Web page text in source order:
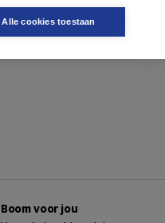
Boom voor jou
Alle cookies toestaan